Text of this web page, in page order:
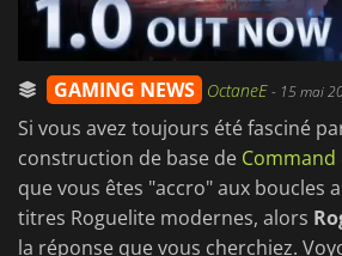
GAMING NEWS OctaneE- 15 mai
Si vous avez toujours été fasciné
construction de base de
que vous êtes "accro" aux boucles
titres Roguelite modernes, alors
la réponse que vous cherchiez.